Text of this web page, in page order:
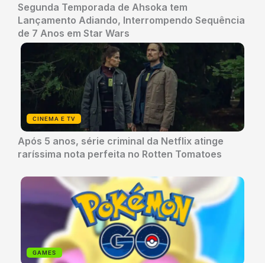
Segunda Temporada de Ahsoka tem
Lançamento Adiando, Interrompendo Sequência
de 7 Anos em Star Wars
CINEMA E TV
Após 5 anos, série criminal da Netflix atinge
raríssima nota perfeita no Rotten Tomatoes
GAMES